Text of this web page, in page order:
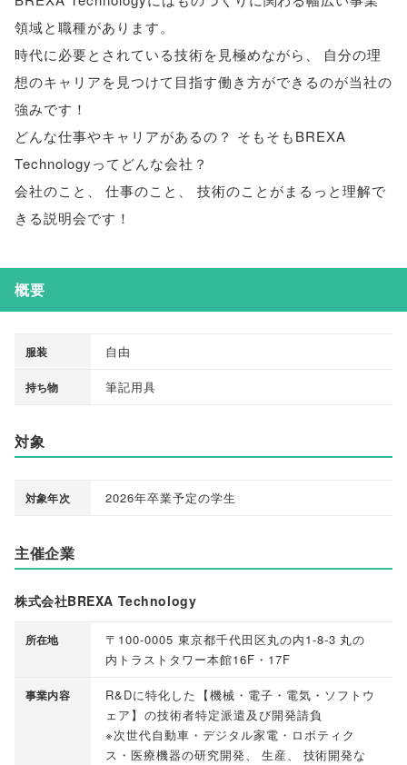
領域と職種があります。
時代に必要とされている技術を見極めながら
自分の理
想のキャリアを見つけて目指す働き方ができるのが当社の
強みです！
どんな仕事やキャリアがあるの？ そもそもBREXA
Technologyってどんな会社？
会社のこと
仕事のこと
技術のことがまるっと理解で
きる説明会です！
概要
服装 自由
持ち物 筆記用具
対象
対象年次 2026年卒業予定の学生
主催企業
株式会社BREXA Technology
所在地
〒100-0005 東京都千代田区丸の内1-8-3 丸の
内トラストタワー本館16F・17F
事業内容 R&Dに特化した 【機械・電子・電気・ソフトウ
ェア】 の技術者特定派遣及び開発請負
※次世代自動車・デジタル家電・ロボティク
ス・医療機器の研究開発、 生産、
技術開発な